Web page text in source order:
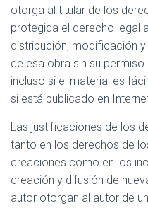
otorga al titular de los
protegida el derecho legal
distribución, modificación
de esa obra sin su
incluso si el material es
si está publicado en
Las justificaciones de los
tanto en los derechos de
creaciones como en los
creación y difusión de
autor otorgan al autor de